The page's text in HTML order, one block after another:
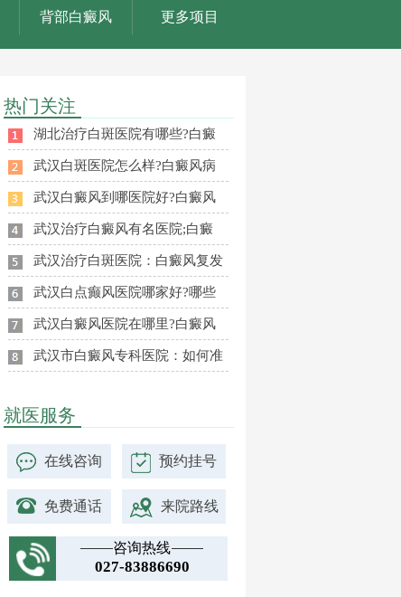
背部白癜风 更多项目
热门关注
湖北治疗白斑医院有哪些?白癜
武汉白斑医院怎么样?白癜风病
武汉白癜风到哪医院好?白癜风
武汉治疗白癜风有名医院;白癜
武汉治疗白斑医院：白癜风复发
武汉白点癫风医院哪家好?哪些
武汉白癜风医院在哪里?白癜风
武汉市白癜风专科医院：如何准
就医服务
在线咨询 预约挂号
免费通话 来院路线
咨询热线
027-83886690